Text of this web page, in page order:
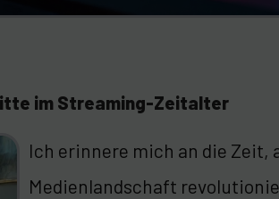
im Streaming-Zeitalter
Ich erinnere mich an die Zeit,
Medienlandschaft